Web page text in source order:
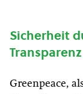
Sicherheit
Transparenz
Greenpeace,